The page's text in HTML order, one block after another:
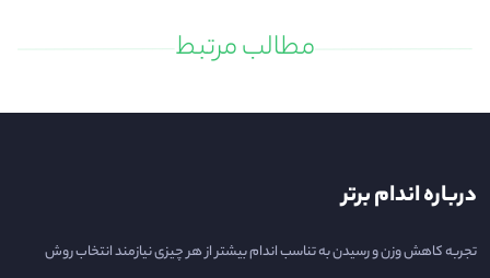
مطالب مرتبط
درباره اندام برتر
تجربه کاهش وزن و رسیدن به تناسب اندام بیشتر از هر چیزی نیازمند انتخاب روش